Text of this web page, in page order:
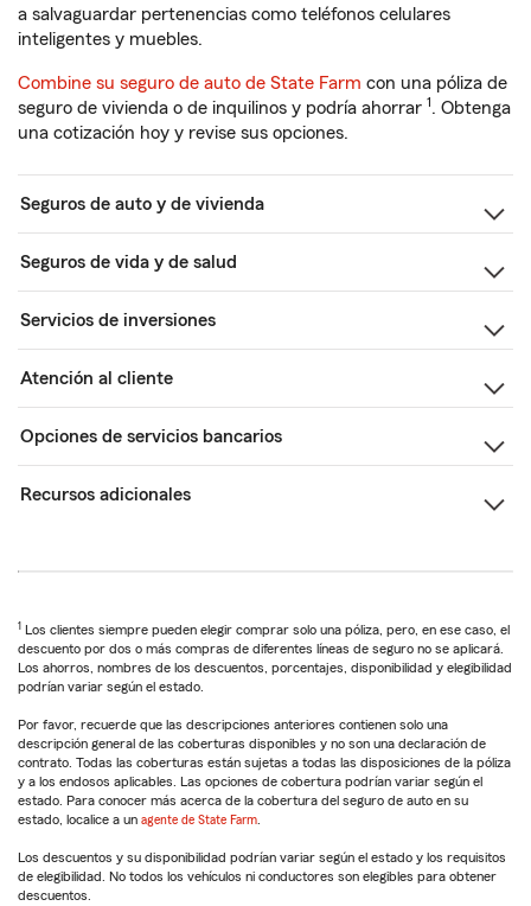
a salvaguardar pertenencias como teléfonos celulares
inteligentes y muebles.
Combine su seguro de auto de State Farm con una póliza de
seguro de vivienda o de inquilinos y podría ahorrar 1. Obtenga
una cotización hoy y revise sus opciones.
Seguros de auto y de vivienda
Seguros de vida y de salud
Servicios de inversiones
Atención al cliente
Opciones de servicios bancarios
Recursos adicionales
1 Los clientes siempre pueden elegir comprar solo una póliza, pero, en ese caso, el
descuento por dos o más compras de diferentes líneas de seguro no se aplicará.
Los ahorros, nombres de los descuentos, porcentajes, disponibilidad y elegibilidad
podrían variar según el estado.
Por favor, recuerde que las descripciones anteriores contienen solo una
descripción general de las coberturas disponibles y no son una declaración de
contrato. Todas las coberturas están sujetas a todas las disposiciones de la póliza
y a los endosos aplicables. Las opciones de cobertura podrían variar según el
estado. Para conocer más acerca de la cobertura del seguro de auto en su
estado, localice a un agente de State Farm
Los descuentos y su disponibilidad podrían variar según el estado y los requisitos
de elegibilidad. No todos los vehículos ni conductores son elegibles para obtener
descuentos.